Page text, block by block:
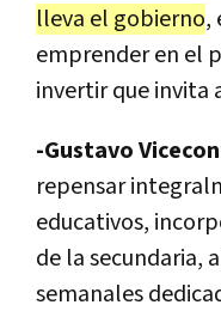
lleva el gobierno,
emprender en el
invertir que invita
-Gustavo
repensar
educativos,
de la secundaria,
semanales